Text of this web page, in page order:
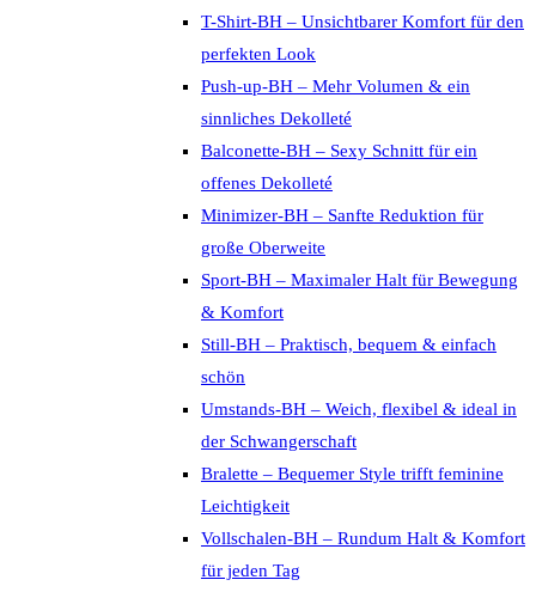
T-Shirt-BH – Unsichtbarer Komfort für den
perfekten Look
Push-up-BH – Mehr Volumen & ein
sinnliches Dekolleté
Balconette-BH – Sexy Schnitt für ein
offenes Dekolleté
Minimizer-BH – Sanfte Reduktion für
große Oberweite
Sport-BH – Maximaler Halt für Bewegung
& Komfort
Still-BH – Praktisch, bequem & einfach
schön
Umstands-BH – Weich, flexibel & ideal in
der Schwangerschaft
Bralette – Bequemer Style trifft feminine
Leichtigkeit
Vollschalen-BH – Rundum Halt & Komfort
für jeden Tag